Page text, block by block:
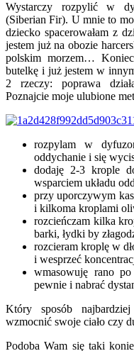
Wystarczy rozpylić w
(Siberian Fir). U mnie to
dziecko spacerowałam z
jestem już na obozie
polskim morzem…
butelkę i już jestem w
2 rzeczy: poprawa
Poznajcie moje ulubione
rozpylam w
oddychanie i się
dodaję 2-3 krople
wsparciem układu
przy uporczywym
i kilkoma kroplami
rozcieńczam kilka
barki, łydki by
rozcieram kroplę w
i wesprzeć
wmasowuję rano
pewnie i nabrać
Który sposób
wzmocnić swoje ciało czy
Podoba Wam się taki